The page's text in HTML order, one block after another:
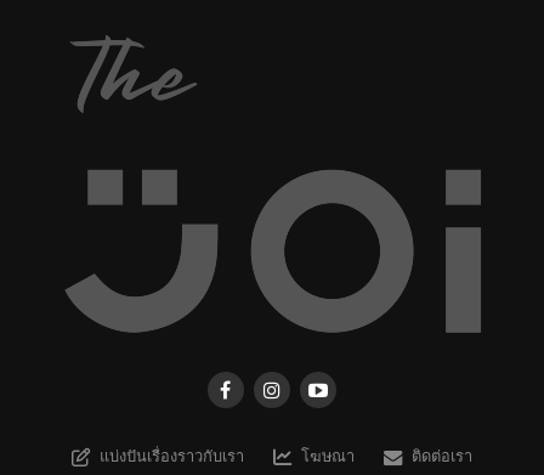
แบ่งปันเรื่องราวกับเรา โฆษณา ติดต่อเรา